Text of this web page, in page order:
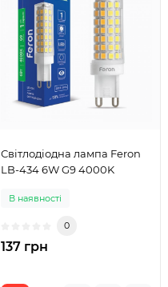
Світлодіодна лампа Feron
LB-434 6W G9 4000K
В наявності
0
137 грн